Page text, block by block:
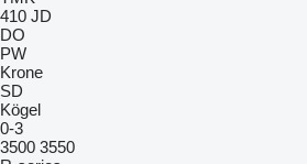
410 JD
DO
PW
Krone
SD
Kögel
0-3
3500 3550